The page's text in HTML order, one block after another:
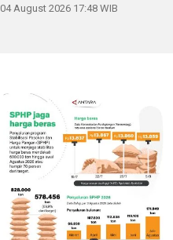
04 August 2026 17:48 WIB